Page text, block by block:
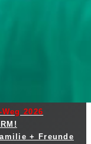
2026
+ Freunde